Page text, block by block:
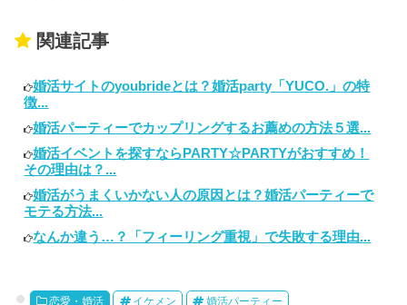
関連記事
婚活サイトのyoubrideとは？婚活party「YUCO.」の特
徴...
婚活パーティーでカップリングするお薦めの方法５選...
婚活イベントを探すならPARTY☆PARTYがおすすめ！
その理由は？...
婚活がうまくいかない人の原因とは？婚活パーティーで
モテる方法...
なんか違う…？「フィーリング重視」で失敗する理由...
恋愛・婚活 イケメン 婚活パーティー